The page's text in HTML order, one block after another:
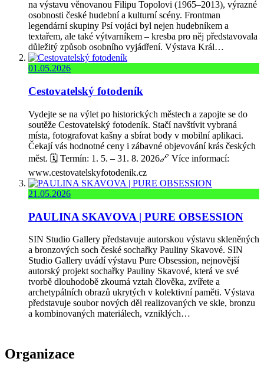
na výstavu věnovanou Filipu Topolovi (1965–2013), výrazné
osobnosti české hudební a kulturní scény. Frontman
legendární skupiny Psí vojáci byl nejen hudebníkem a
textařem, ale také výtvarníkem – kresba pro něj představovala
důležitý způsob osobního vyjádření. Výstava Král…
01.05.2026
Cestovatelský fotodeník
Vydejte se na výlet po historických městech a zapojte se do
soutěže Cestovatelský fotodeník. Stačí navštívit vybraná
místa, fotografovat kašny a sbírat body v mobilní aplikaci.
Čekají vás hodnotné ceny i zábavné objevování krás českých
měst. 🗓️ Termín: 1. 5. – 31. 8. 2026🔗 Více informací:
www.cestovatelskyfotodenik.cz
21.05.2026
PAULINA SKAVOVA | PURE OBSESSION
SIN Studio Gallery představuje autorskou výstavu skleněných
a bronzových soch české sochařky Pauliny Skavové. SIN
Studio Gallery uvádí výstavu Pure Obsession, nejnovější
autorský projekt sochařky Pauliny Skavové, která ve své
tvorbě dlouhodobě zkoumá vztah člověka, zvířete a
archetypálních obrazů ukrytých v kolektivní paměti. Výstava
představuje soubor nových děl realizovaných ve skle, bronzu
a kombinovaných materiálech, vzniklých…
Organizace